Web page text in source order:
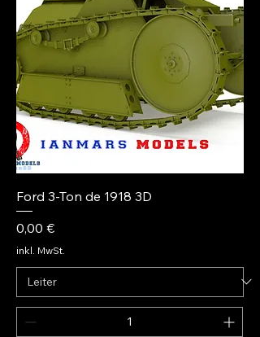
Ford 3-Ton de 1918 3D
Preis
0,00 €
inkl. MwSt.